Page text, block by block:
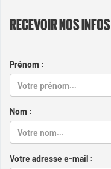
RECEVOIR NOS INFOS
Prénom :
Nom :
Votre adresse e-mail :